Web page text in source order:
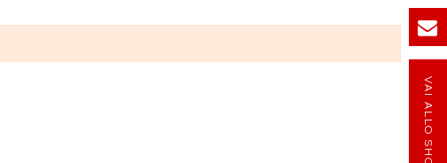
VAI ALLO SHOP